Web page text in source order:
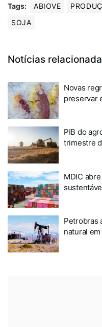
Tags: ABIOVE
SOJA
Notícias
Novas
preservar
PIB do
trimestre
MDIC
Petrobras
natural